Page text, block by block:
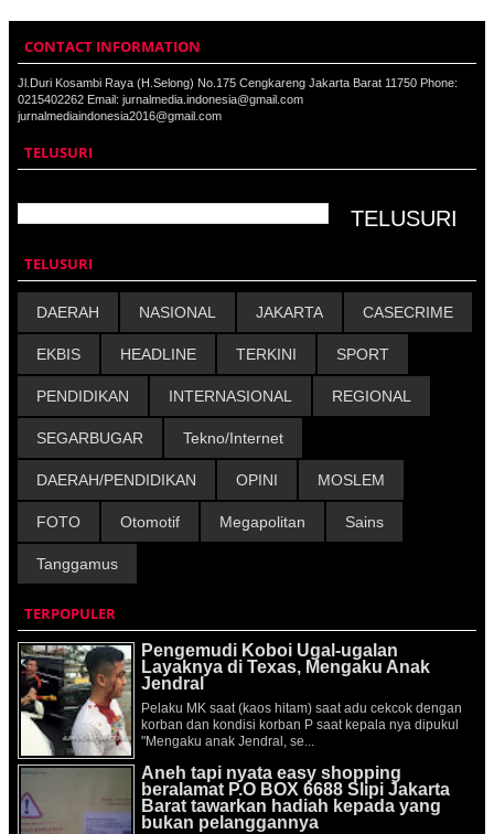
CONTACT INFORMATION
Jl.Duri Kosambi Raya (H.Selong) No.175 Cengkareng Jakarta Barat 11750 Phone:
0215402262 Email: jurnalmedia.indonesia@gmail.com
jurnalmediaindonesia2016@gmail.com
TELUSURI
TELUSURI
DAERAH NASIONAL JAKARTA CASECRIME
EKBIS HEADLINE TERKINI SPORT
PENDIDIKAN INTERNASIONAL REGIONAL
SEGARBUGAR Tekno/Internet
DAERAH/PENDIDIKAN OPINI MOSLEM
FOTO Otomotif Megapolitan Sains
Tanggamus
TERPOPULER
Pengemudi Koboi Ugal-ugalan
Layaknya di Texas, Mengaku Anak
Jendral
Pelaku MK saat (kaos hitam) saat adu cekcok dengan
korban dan kondisi korban P saat kepala nya dipukul
"Mengaku anak Jendral, se...
Aneh tapi nyata easy shopping
beralamat P.O BOX 6688 Slipi Jakarta
Barat tawarkan hadiah kepada yang
bukan pelanggannya